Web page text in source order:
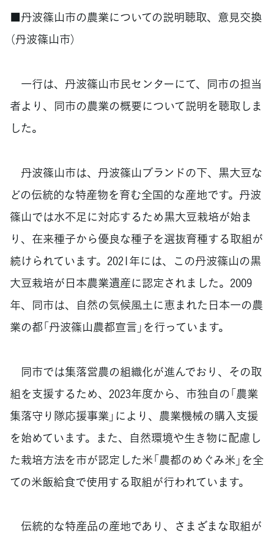
■丹波篠山市の農業についての説明聴取、意見交換
（丹波篠山市）
一行は、丹波篠山市民センターにて、同市の担当
者より、同市の農業の概要について説明を聴取しま
した。
丹波篠山市は、丹波篠山ブランドの下、黒大豆な
どの伝統的な特産物を育む全国的な産地です。丹波
篠山では水不足に対応するため黒大豆栽培が始ま
り、在来種子から優良な種子を選抜育種する取組が
続けられています。2021年には、この丹波篠山の黒
大豆栽培が日本農業遺産に認定されました。2009
年、同市は、自然の気候風土に恵まれた日本一の農
業の都「丹波篠山農都宣言」を行っています。
同市では集落営農の組織化が進んでおり、その取
組を支援するため、2023年度から、市独自の「農業
集落守り隊応援事業」により、農業機械の購入支援
を始めています。また、自然環境や生き物に配慮し
た栽培方法を市が認定した米「農都のめぐみ米」を全
ての米飯給食で使用する取組が行われています。
伝統的な特産品の産地であり、さまざまな取組が